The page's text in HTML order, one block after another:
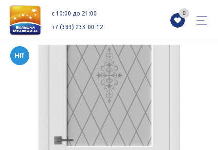
+7 (383) 233-00-12
c 10:00 до 21:00 0
Каталог
Сервисы
Схемы этажей Новоселам